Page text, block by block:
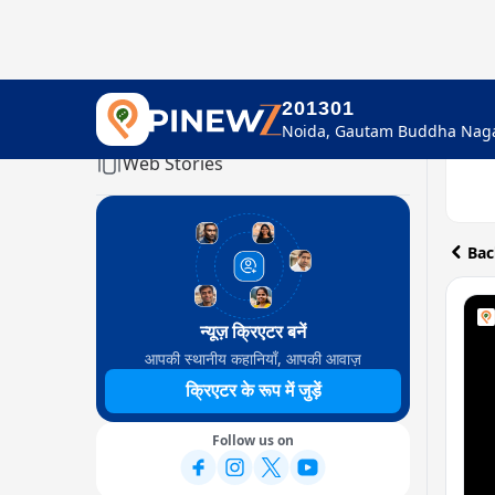
201301
Home
Web Stories
न्यूज़ क्रिएटर बनें
आपकी स्थानीय कहानियाँ, आपकी आवाज़
क्रिएटर के रूप में जुड़ें
Follow us on